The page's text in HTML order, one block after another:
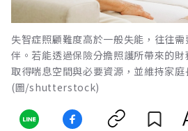
失智症照顧難度高於一般失能，往往
伴。若能透過保險分擔照護所帶來的
取得喘息空間與必要資源，並維持家庭
(圖/shutterstock)